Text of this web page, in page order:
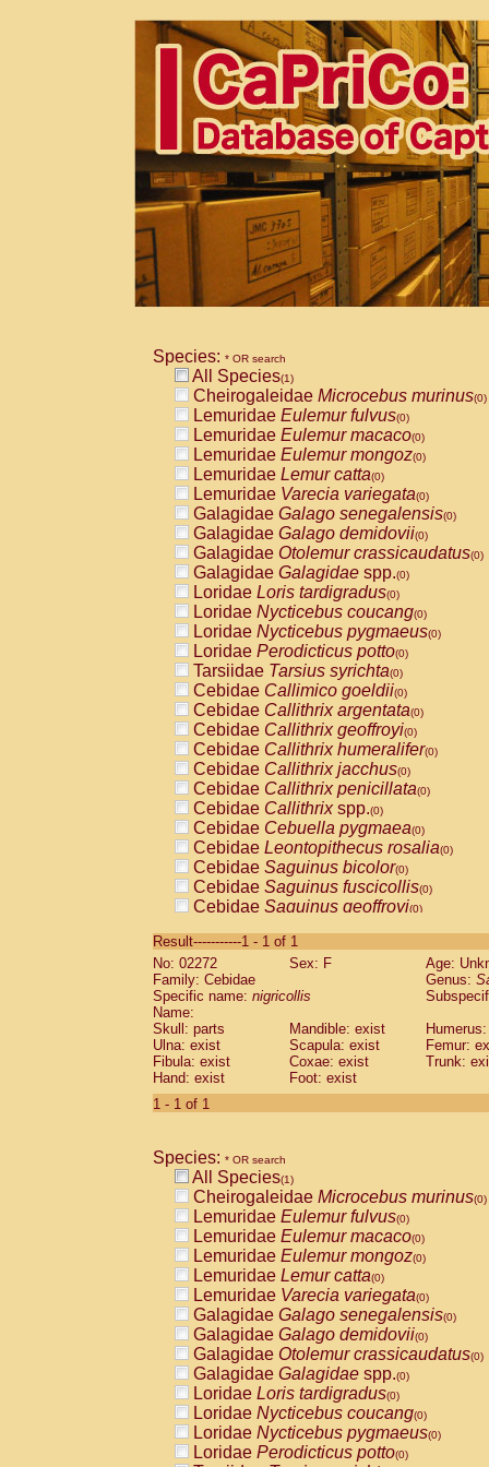
Species: * OR search
All Species(1)
Cheirogaleidae Microcebus murinus(0)
Lemuridae Eulemur fulvus(0)
Lemuridae Eulemur macaco(0)
Lemuridae Eulemur mongoz(0)
Lemuridae Lemur catta(0)
Lemuridae Varecia variegata(0)
Galagidae Galago senegalensis(0)
Galagidae Galago demidovii(0)
Galagidae Otolemur crassicaudatus(0)
Galagidae Galagidae spp.(0)
Loridae Loris tardigradus(0)
Loridae Nycticebus coucang(0)
Loridae Nycticebus pygmaeus(0)
Loridae Perodicticus potto(0)
Tarsiidae Tarsius syrichta(0)
Cebidae Callimico goeldii(0)
Cebidae Callithrix argentata(0)
Cebidae Callithrix geoffroyi(0)
Cebidae Callithrix humeralifer(0)
Cebidae Callithrix jacchus(0)
Cebidae Callithrix penicillata(0)
Cebidae Callithrixspp.(0)
Cebidae Cebuella pygmaea(0)
Cebidae Leontopithecus rosalia(0)
Cebidae Saguinus bicolor(0)
Cebidae Saguinus fuscicollis(0)
Cebidae Saguinus geoffroyi(0)
CebidaeSaguinus labiatus(0)
Cebidae Saguinus leucopus (0)
Cebidae
CebidaeSaguinus mystax
Cebidae Saguinus nigricollis (1)
Cebidae Saguinus oedipus
Cebidae Saguinus weddelli
Cebidae Saguinusspp.
Cebidae
CebidaeCebus capucinus
CebidaeCebus nigrivittatus
CebidaeCebus spp.(0)
CebidaeSaimiri boliviensis(0)
CebidaeSaimiri sciureus(0)
AtelidaeAlouatta caraya(0)
AtelidaeAlouatta fusca(0)
AtelidaeAlouatta seniculus(0)
AtelidaeAlouattaspp.(0)
AtelidaeAteles belzebuth(0)
AtelidaeAteles geoffroyi(0)
AtelidaeAteles paniscus(0)
AtelidaeAtelesspp.(0)
AtelidaeLagothrix lagothricha(0)
AtelidaeLagothrix lagothricha cana
PitheciidaeCacajao calvus
Result-----------1 - 1 of 1
No: 02272
Sex: F
Age:
Family: Cebidae
Genus:
Specific name: nigricollis
Name:
Skull: parts
Mandible: exist
Ulna: exist
Scapula: exist
Femur:
Fibula: exist
Coxae: exist
Trunk:
Hand: exist
Foot: exist
1 - 1 of 1
Species: * OR search
All Species(1)
Cheirogaleidae Microcebus murinus(0)
Lemuridae Eulemur fulvus(0)
Lemuridae Eulemur macaco(0)
Lemuridae Eulemur mongoz(0)
Lemuridae Lemur catta(0)
Lemuridae Varecia variegata(0)
Galagidae Galago senegalensis(0)
Galagidae Galago demidovii(0)
Galagidae Otolemur crassicaudatus(0)
Galagidae Galagidae spp.(0)
Loridae Loris tardigradus(0)
Loridae Nycticebus coucang(0)
Loridae Nycticebus pygmaeus(0)
Loridae Perodicticus potto(0)